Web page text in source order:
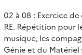
02 à 08 : Exercice
RE. Répétition pour
musique, les
Génie et du Matériel